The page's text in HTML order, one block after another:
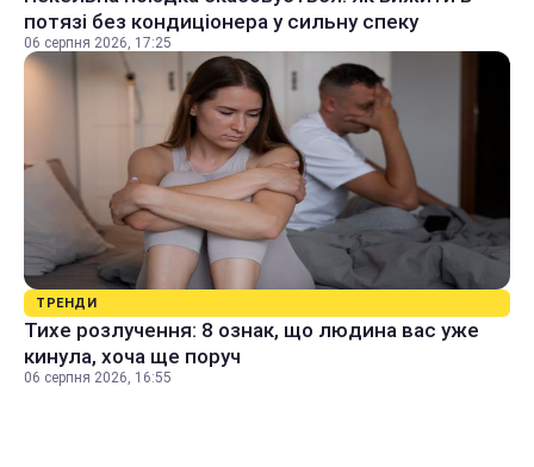
потязі без кондиціонера у сильну спеку
06 серпня 2026, 17:25
ТРЕНДИ
Тихе розлучення: 8 ознак, що людина вас уже
кинула, хоча ще поруч
06 серпня 2026, 16:55